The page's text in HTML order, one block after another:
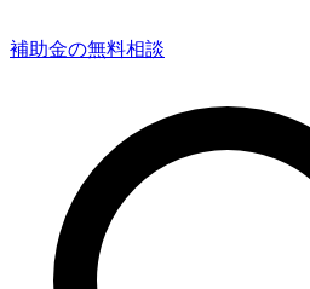
補助金の無料相談